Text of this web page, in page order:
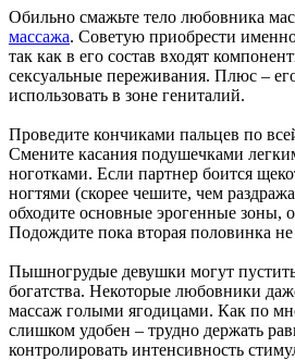
Обильно смажьте тело любовника
массажа. Советую приобрести
так как в его состав входят
сексуальные переживания. Плюс –
использовать в зоне гениталий.
Проведите кончиками пальцев по
Смените касания подушечками
ноготками. Если партнер боится
ногтями (скорее чешите, чем
обходите основные эрогенные зоны,
Подождите пока вторая половинка
Пышногрудые девушки могут
богатства. Некоторые любовники
массаж голыми ягодицами. Как по
слишком удобен – трудно держать
контролировать интенсивность